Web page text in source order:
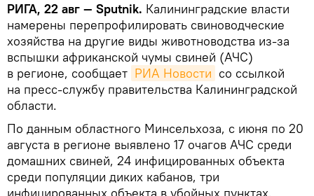
РИГА, 22 авг — Sputnik. Калининградские власти
намерены перепрофилировать свиноводческие
хозяйства на другие виды животноводства из-за
вспышки африканской чумы свиней (АЧС)
в регионе, сообщает РИА Новости со ссылкой
на пресс-службу правительства Калининградской
области.
По данным областного Минсельхоза, с июня по 20
августа в регионе выявлено 17 очагов АЧС среди
домашних свиней, 24 инфицированных объекта
среди популяции диких кабанов, три